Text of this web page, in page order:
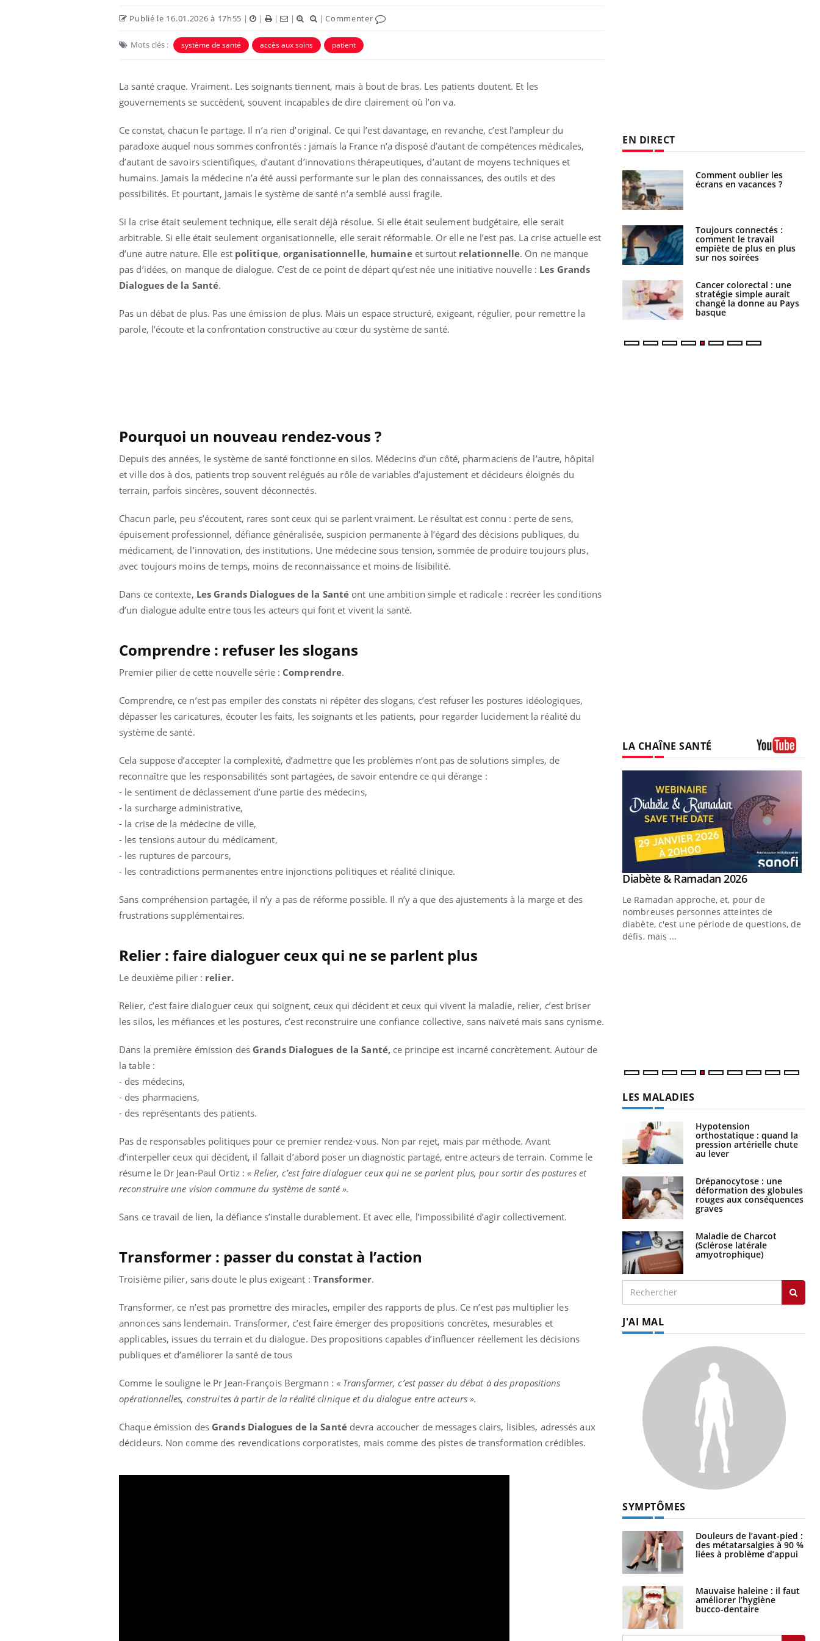
Publié le 16.01.2026 à 17h55 | | | | |Commenter
Mots clés : système de santé accès aux soins patient
La santé craque. Vraiment. Les soignants tiennent, mais à bout de bras. Les patients doutent. Et les
gouvernements se succèdent, souvent incapables de dire clairement où l’on va.
Ce constat, chacun le partage. Il n’a rien d’original. Ce qui l’est davantage, en revanche, c’est l’ampleur du
paradoxe auquel nous sommes confrontés : jamais la France n’a disposé d’autant de compétences médicales,
d’autant de savoirs scientifiques, d’autant d’innovations thérapeutiques, d’autant de moyens techniques et
humains. Jamais la médecine n’a été aussi performante sur le plan des connaissances, des outils et des
possibilités. Et pourtant, jamais le système de santé n’a semblé aussi fragile.
Si la crise était seulement technique, elle serait déjà résolue. Si elle était seulement budgétaire, elle serait
arbitrable. Si elle était seulement organisationnelle, elle serait réformable. Or elle ne l’est pas. La crise actuelle est
d’une autre nature. Elle est politique,organisationnelle, humaineet surtout relationnelle. On ne manque
pas d’idées, on manque de dialogue. C’est de ce point de départ qu’est née une initiative nouvelle : Les Grands
Dialogues de la Santé.
Pas un débat de plus. Pas une émission de plus. Mais un espace structuré, exigeant, régulier, pour remettre la
parole, l’écoute et la confrontation constructive au cœur du système de santé.
Pourquoi un nouveau rendez-vous ?
Depuis des années, le système de santé fonctionne en silos. Médecins d’un côté, pharmaciens de l’autre, hôpital
et ville dos à dos, patients trop souvent relégués au rôle de variables d’ajustement et décideurs éloignés du
terrain, parfois sincères, souvent déconnectés.
Chacun parle, peu s’écoutent, rares sont ceux qui se parlent vraiment. Le résultat est connu : perte de sens,
épuisement professionnel, défiance généralisée, suspicion permanente à l’égard des décisions publiques, du
médicament, de l’innovation, des institutions. Une médecine sous tension, sommée de produire toujours plus,
avec toujours moins de temps, moins de reconnaissance et moins de lisibilité.
Dans ce contexte, Les Grands Dialogues de la Santé ont une ambition simple et radicale : recréer les conditions
d’un dialogue adulte entre tous les acteurs qui font et vivent la santé.
Comprendre : refuser les slogans
Premier pilier de cette nouvelle série : Comprendre.
Comprendre, ce n’est pas empiler des constats ni répéter des slogans, c’est refuser les postures idéologiques,
dépasser les caricatures, écouter les faits, les soignants et les patients, pour regarder lucidement la réalité du
système de santé.
Cela suppose d’accepter la complexité, d’admettre que les problèmes n’ont pas de solutions simples, de
reconnaître que les responsabilités sont partagées, de savoir entendre ce qui dérange :
- le sentiment de déclassement d’une partie des médecins,
- la surcharge administrative,
- la crise de la médecine de ville,
- les tensions autour du médicament,
- les ruptures de parcours,
- les contradictions permanentes entre injonctions politiques et réalité clinique.
Sans compréhension partagée, il n’y a pas de réforme possible. Il n’y a que des ajustements à la marge et des
frustrations supplémentaires.
Relier : faire dialoguer ceux qui ne se parlent plus
Le deuxième pilier : relier.
Relier, c’est faire dialoguer ceux qui soignent, ceux qui décident et ceux qui vivent la maladie, relier, c’est briser
les silos, les méfiances et les postures, c’est reconstruire une confiance collective, sans naïveté mais sans cynisme.
Dans la première émission des Grands Dialogues de la Santé,ce principe est incarné concrètement. Autour de
la table :
- des médecins,
- des pharmaciens,
- des représentants des patients.
Pas de responsables politiques pour ce premier rendez-vous. Non par rejet, mais par méthode. Avant
d’interpeller ceux qui décident, il fallait d’abord poser un diagnostic partagé, entre acteurs de terrain. Comme le
résume le Dr Jean-Paul Ortiz :« Relier, c’est faire dialoguer ceux qui ne se parlent plus, pour sortir des postures et
reconstruire une vision commune du système de santé ».
Sans ce travail de lien, la défiance s’installe durablement. Et avec elle, l’impossibilité d’agir collectivement.
Transformer : passer du constat à l’action
Troisième pilier, sans doute le plus exigeant : Transformer.
Transformer, ce n’est pas promettre des miracles, empiler des rapports de plus. Ce n’est pas multiplier les
annonces sans lendemain. Transformer, c’est faire émerger des propositions concrètes, mesurables et
applicables, issues du terrain et du dialogue. Des propositions capables d’influencer réellement les décisions
publiques et d’améliorer la santé de tous
Comme le souligne le Pr Jean-François Bergmann : « Transformer, c’est passer du débat à des propositions
opérationnelles, construites à partir de la réalité clinique et du dialogue entre acteurs ».
Chaque émission des Grands Dialogues de la Santédevra accoucher de messages clairs, lisibles, adressés aux
décideurs. Non comme des revendications corporatistes, mais comme des pistes de transformation crédibles.
EN DIRECT
Éclipse solaire du 12 août
: “Des verres adaptés,
c'est indispensable pour
la santé des yeux”
modifient votre cerveau !
Mon enfant est-il trop
sensible ou simplement
Bébés, jeunes enfants :
quelle trousse à
pharmacie pour les
Syndrome métabolique :
quels sont les meilleurs
exercices physiques ?
Hantavirus : un cas
détecté chez un touriste
Mortalité infantile : un
rapport s’interroge sur
son taux élevé en France
Comment oublier les
écrans en vacances ?
Toujours connectés :
comment le travail
empiète de plus en plus
sur nos soirées
Cancer colorectal : une
stratégie simple aurait
changé la donne au Pays
basque
LA CHAÎNE SANTÉ
Carence en fer : comprendre pour
Fatigue, irritabilité, brouillard mental ou
même alopécie… Les symptômes de la
Youtube
Insuline & Charge mentale : et si on Youtube
Eczéma Chronique des Mains : se
sont ...
Youtube
Diabète & Ramadan 2026Youtube
Le Ramadan approche, et, pour de
nombreuses personnes atteintes de
diabète, c'est une période de questions, de
défis, mais ...
LES MALADIES
Hypotension
orthostatique : quand la
pression artérielle chute
au lever
Drépanocytose : une
déformation des globules
rouges aux conséquences
graves
Maladie de Charcot
(Sclérose latérale
amyotrophique)
J'AI MAL
SYMPTÔMES
Douleurs de l’avant-pied :
des métatarsalgies à 90 %
liées à problème d’appui
Mauvaise haleine : il faut
améliorer l’hygiène
bucco-dentaire